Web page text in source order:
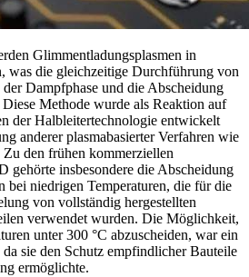
Glimmentladungsplasmen in
was die gleichzeitige Durchführung von
Dampfphase und die Abscheidung
Methode wurde als Reaktion auf
der Halbleitertechnologie entwickelt
anderer plasmabasierter Verfahren wie
den frühen kommerziellen
gehörte insbesondere die Abscheidung
bei niedrigen Temperaturen, die für die
von vollständig hergestellten
verwendet wurden. Die Möglichkeit,
unter 300 °C abzuscheiden, war ein
sie den Schutz empfindlicher Bauteile
ermöglichte.